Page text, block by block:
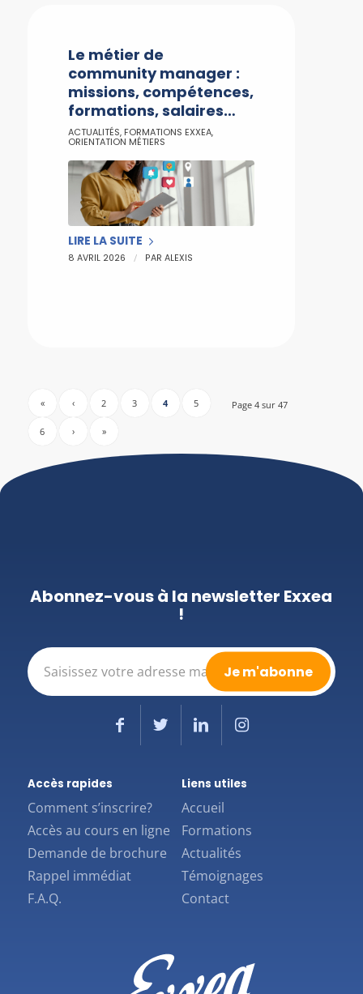
Le métier de
community manager :
missions, compétences,
formations, salaires…
ACTUALITÉS, FORMATIONS EXXEA,
ORIENTATION MÉTIERS
LIRE LA SUITE
8 AVRIL 2026 / PAR ALEXIS
Page 4 sur 47
« ‹ 2 3 4 5
6 › »
Abonnez-vous à la newsletter Exxea
!
E-
mail
(Nécessaire)
Accès rapides
Comment s’inscrire?
Accès au cours en ligne
Demande de brochure
Rappel immédiat
F.A.Q.
Liens utiles
Accueil
Formations
Actualités
Témoignages
Contact